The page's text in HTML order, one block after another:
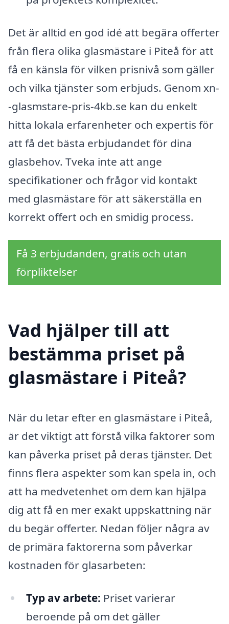
Det är alltid en god idé att begära offerter
från flera olika glasmästare i Piteå för att
få en känsla för vilken prisnivå som gäller
och vilka tjänster som erbjuds. Genom xn-
-glasmstare-pris-4kb.se kan du enkelt
hitta lokala erfarenheter och expertis för
att få det bästa erbjudandet för dina
glasbehov. Tveka inte att ange
specifikationer och frågor vid kontakt
med glasmästare för att säkerställa en
korrekt offert och en smidig process.
Få 3 erbjudanden, gratis och utan
förpliktelser
Vad hjälper till att
bestämma priset på
glasmästare i Piteå?
När du letar efter en glasmästare i Piteå,
är det viktigt att förstå vilka faktorer som
kan påverka priset på deras tjänster. Det
finns flera aspekter som kan spela in, och
att ha medvetenhet om dem kan hjälpa
dig att få en mer exakt uppskattning när
du begär offerter. Nedan följer några av
de primära faktorerna som påverkar
kostnaden för glasarbeten:
Typ av arbete: Priset varierar
beroende på om det gäller